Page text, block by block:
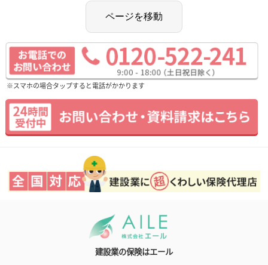
※スマホの場合タップすると電話がかかります
建設業の保険はエール